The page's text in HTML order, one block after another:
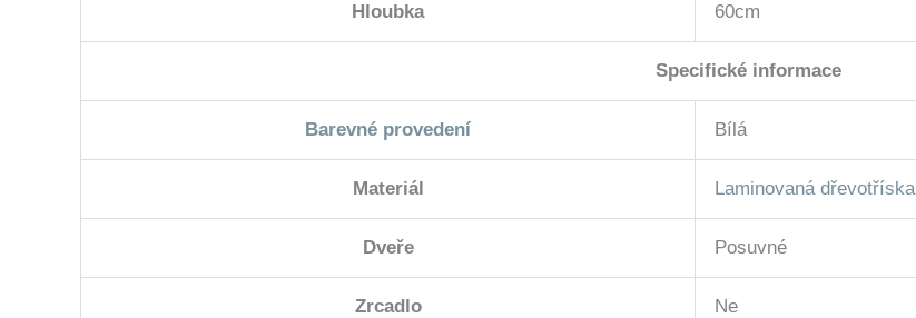
Hloubka 60cm
Specifické informace
Barevné provedení Bílá
Materiál Laminovaná dřevotříska
Dveře Posuvné
Zrcadlo Ne